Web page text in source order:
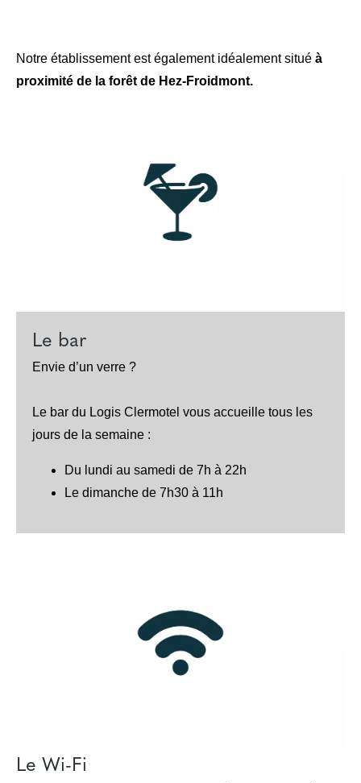
Notre établissement est également idéalement situé à
proximité de la forêt de Hez-Froidmont.
Le bar
Envie d’un verre ?
Le bar du Logis Clermotel vous accueille tous les
jours de la semaine :
Du lundi au samedi de 7h à 22h
Le dimanche de 7h30 à 11h
Le Wi-Fi